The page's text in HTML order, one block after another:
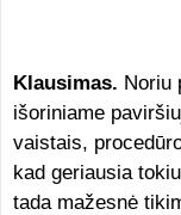
Klausimas. Noriu
išoriniame
vaistais,
kad geriausia
tada mažesnė